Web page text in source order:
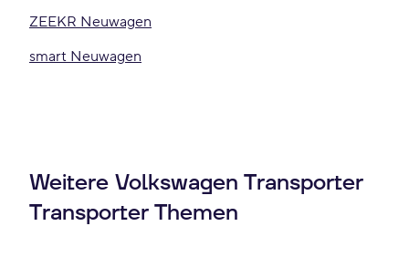
ZEEKR Neuwagen
smart Neuwagen
Weitere Volkswagen Transporter
Transporter Themen